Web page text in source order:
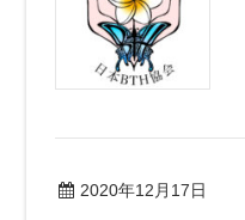
2020年12月17日